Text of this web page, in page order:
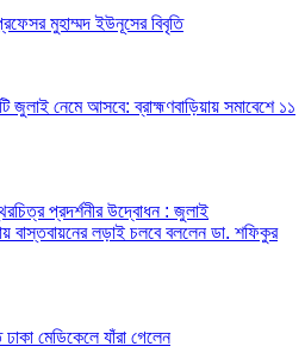
মুহাম্মদ ইউনূসের বিবৃতি
নেমে আসবে: ব্রাহ্মণবাড়িয়ায় সমাবেশে ১১
প্রদর্শনীর উদ্বোধন : জুলাই
বাস্তবায়নের লড়াই চলবে বললেন ডা. শফিকুর
মেডিকেলে যাঁরা গেলেন